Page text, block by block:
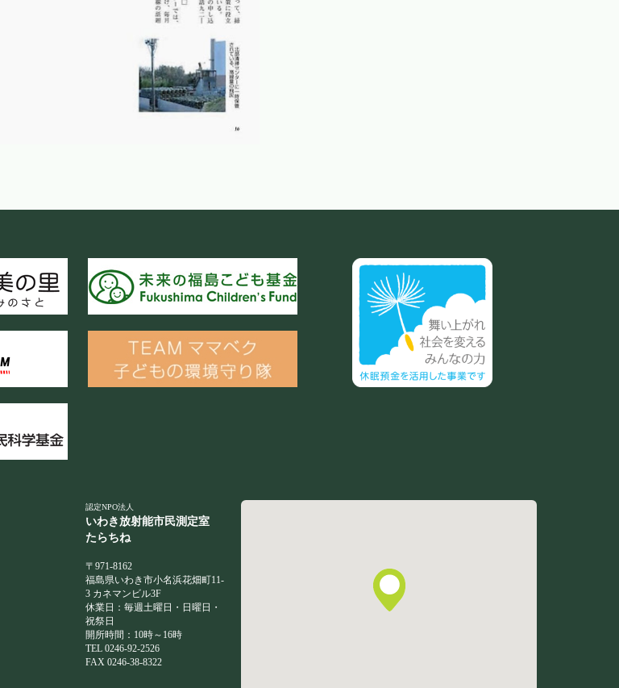
認定NPO法人
いわき放射能市民測定室
たらちね
〒971-8162
福島県いわき市小名浜花畑町11-
3 カネマンビル3F
休業日：毎週土曜日・日曜日・
祝祭日
開所時間：10時～16時
TEL 0246-92-2526
FAX 0246-38-8322